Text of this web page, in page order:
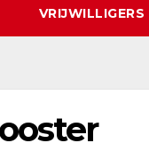
VRIJWILLIGERS